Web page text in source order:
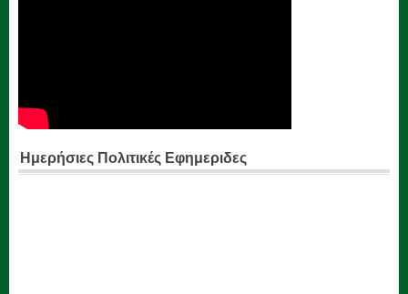
Ημερήσιες Πολιτικές Εφημεριδες